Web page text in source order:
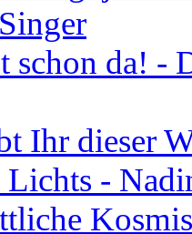
schon da! -
Ihr dieser
Lichts -